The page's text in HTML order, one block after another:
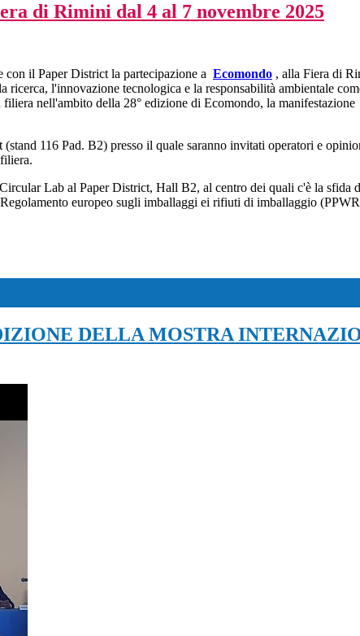
di Rimini dal 4 al 7 novembre 2025
il Paper District la partecipazione a Ecomondo , alla Fiera di
l'innovazione tecnologica e la responsabilità ambientale
nell'ambito della 28° edizione di Ecomondo, la manifestazione
116 Pad. B2) presso il quale saranno invitati operatori e
Lab al Paper District, Hall B2, al centro dei quali c'è la sfida
europeo sugli imballaggi ei rifiuti di imballaggio
DELLA MOSTRA